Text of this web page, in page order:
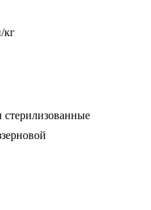
кг
стерилизованные